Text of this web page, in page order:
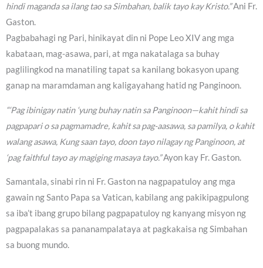
hindi maganda sa ilang tao sa Simbahan, balik tayo kay Kristo.”Ani Fr.
Gaston.
Pagbabahagi ng Pari, hinikayat din ni Pope Leo XIV ang mga
kabataan, mag-asawa, pari, at mga nakatalaga sa buhay
paglilingkod na manatiling tapat sa kanilang bokasyon upang
ganap na maramdaman ang kaligayahang hatid ng Panginoon.
“‘Pag ibinigay natin ‘yung buhay natin sa Panginoon—kahit hindi sa
pagpapari o sa pagmamadre, kahit sa pag-aasawa, sa pamilya, o kahit
walang asawa, Kung saan tayo, doon tayo nilagay ng Panginoon, at
‘pag faithful tayo ay magiging masaya tayo.”Ayon kay Fr. Gaston.
Samantala, sinabi rin ni Fr. Gaston na nagpapatuloy ang mga
gawain ng Santo Papa sa Vatican, kabilang ang pakikipagpulong
sa iba’t ibang grupo bilang pagpapatuloy ng kanyang misyon ng
pagpapalakas sa pananampalataya at pagkakaisa ng Simbahan
sa buong mundo.